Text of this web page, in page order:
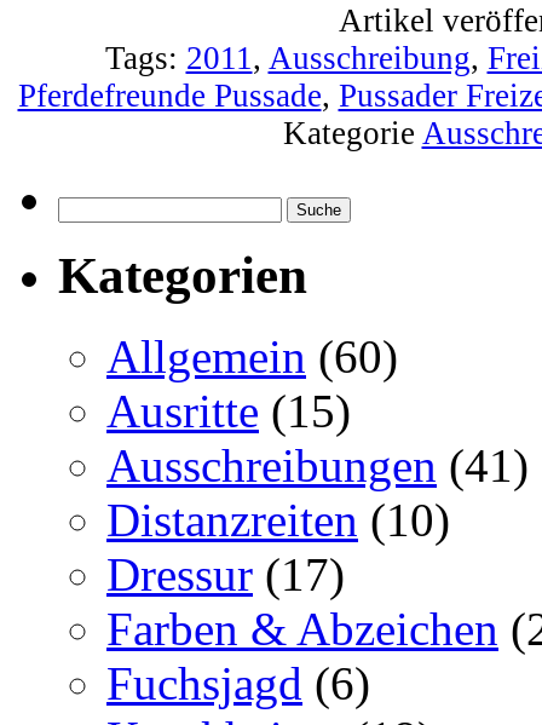
Artikel
Tags: 2011 , Ausschreibung,
Pferdefreunde Pussade, Pussader
Kategorie
Kategorien
Allgemein (60)
Ausritte (15)
Ausschreibungen (41)
Distanzreiten (10)
Dressur (17)
Farben & Abzeichen
Fuchsjagd (6)